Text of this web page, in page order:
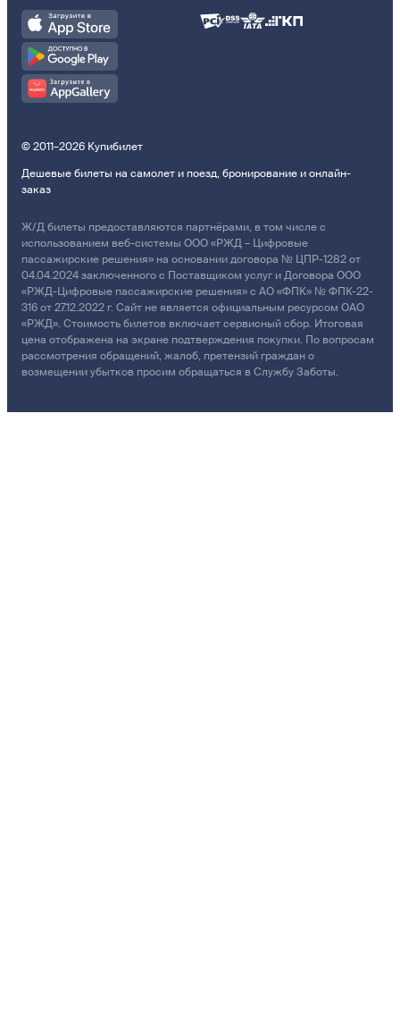
© 2011–2026 Купибилет
Дешевые билеты на самолет и поезд, бронирование и онлайн-
заказ
Ж/Д билеты предоставляются партнёрами, в том числе с
использованием веб-системы ООО «РЖД – Цифровые
пассажирские решения» на основании договора № ЦПР-1282 от
04.04.2024 заключенного с Поставщиком услуг и Договора ООО
«РЖД-Цифровые пассажирские решения» с АО «ФПК» № ФПК-22-
316 от 27.12.2022 г. Сайт не является официальным ресурсом ОАО
«РЖД». Стоимость билетов включает сервисный сбор. Итоговая
цена отображена на экране подтверждения покупки. По вопросам
рассмотрения обращений, жалоб, претензий граждан о
возмещении убытков просим обращаться в Службу Заботы.